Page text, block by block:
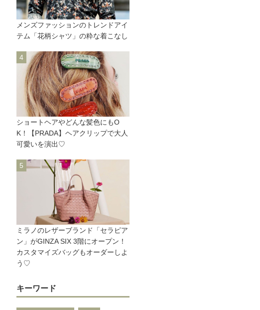
メンズファッションのトレンドアイ
テム「花柄シャツ」の粋な着こなし
ショートヘアやどんな髪色にもO
K！【PRADA】ヘアクリップで大人
可愛いを演出♡
ミラノのレザーブランド「セラピア
ン」がGINZA SIX 3階にオープン！
カスタマイズバッグもオーダーしよ
う♡
キーワード